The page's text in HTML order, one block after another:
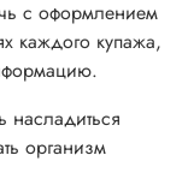
с оформлением
каждого купажа,
насладиться
организм